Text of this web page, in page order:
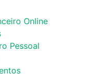
Online
Pessoal